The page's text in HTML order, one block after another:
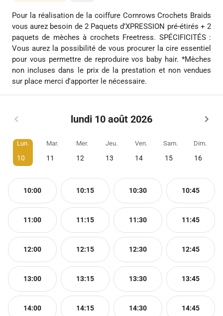
Pour la réalisation de la coiffure Cornrows Crochets Braids
vous aurez besoin de 2 Paquets d’XPRESSION pré-étirés + 2
paquets de mèches à crochets Freetress. SPÉCIFICITÉS :
Vous aurez la possibilité de vous procurer la cire essentiel
pour vous permettre de reproduire vos baby hair. *Mèches
non incluses dans le prix de la prestation et non vendues
sur place merci d'apporter le nécessaire.
lundi 10 août 2026
Lun.
10
Mar.
11
Mer.
12
Jeu.
13
Ven.
14
Sam.
15
Dim.
16
10:00 10:15 10:30 10:45
11:00 11:15 11:30 11:45
12:00 12:15 12:30 12:45
13:00 13:15 13:30 13:45
14:00 14:15 14:30 14:45